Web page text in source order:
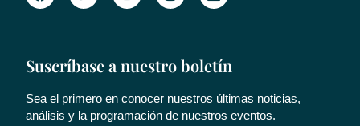
Suscríbase a nuestro boletín
Sea el primero en conocer nuestros últimas noticias,
análisis y la programación de nuestros eventos.